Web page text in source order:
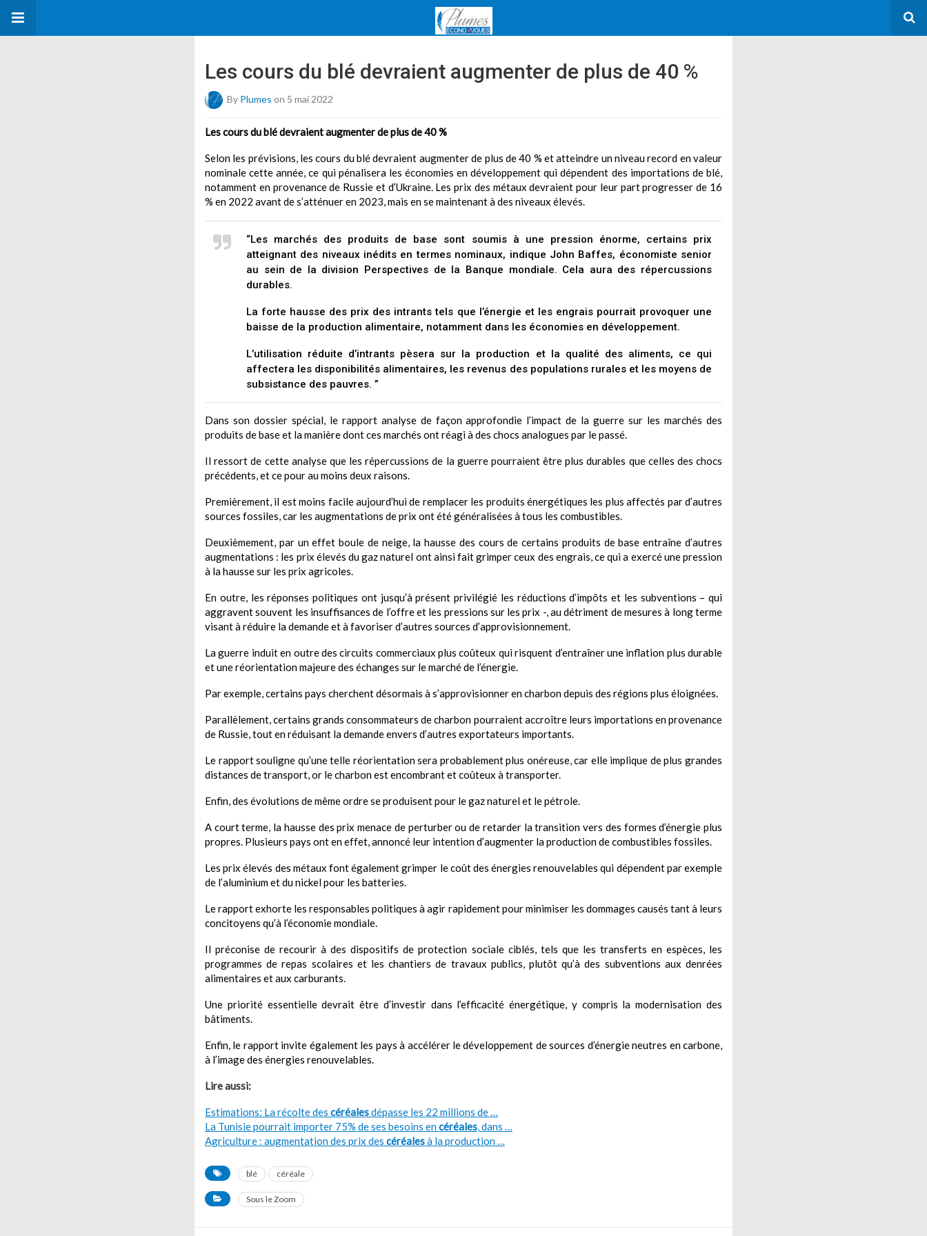
Les cours du blé devraient augmenter de plus de 40 %
By Plumes on 5 mai 2022
Les cours du blé devraient augmenter de plus de 40 %
Selon les prévisions, les cours du blé devraient augmenter de plus de 40 % et atteindre un niveau record en valeur
nominale cette année, ce qui pénalisera les économies en développement qui dépendent des importations de blé,
notamment en provenance de Russie et d’Ukraine. Les prix des métaux devraient pour leur part progresser de 16
% en 2022 avant de s’atténuer en 2023, mais en se maintenant à des niveaux élevés.
“Les marchés des produits de base sont soumis à une pression énorme, certains prix
atteignant des niveaux inédits en termes nominaux, indique John Baffes, économiste senior
au sein de la division Perspectives de la Banque mondiale. Cela aura des répercussions
durables.
La forte hausse des prix des intrants tels que l’énergie et les engrais pourrait provoquer une
baisse de la production alimentaire, notamment dans les économies en développement.
L’utilisation réduite d’intrants pèsera sur la production et la qualité des aliments, ce qui
affectera les disponibilités alimentaires, les revenus des populations rurales et les moyens de
subsistance des pauvres. ”
Dans son dossier spécial, le rapport analyse de façon approfondie l’impact de la guerre sur les marchés des
produits de base et la manière dont ces marchés ont réagi à des chocs analogues par le passé.
Il ressort de cette analyse que les répercussions de la guerre pourraient être plus durables que celles des chocs
précédents, et ce pour au moins deux raisons.
Premièrement, il est moins facile aujourd’hui de remplacer les produits énergétiques les plus affectés par d’autres
sources fossiles, car les augmentations de prix ont été généralisées à tous les combustibles.
Deuxièmement, par un effet boule de neige, la hausse des cours de certains produits de base entraîne d’autres
augmentations : les prix élevés du gaz naturel ont ainsi fait grimper ceux des engrais, ce qui a exercé une pression
à la hausse sur les prix agricoles.
En outre, les réponses politiques ont jusqu’à présent privilégié les réductions d’impôts et les subventions – qui
aggravent souvent les insuffisances de l’offre et les pressions sur les prix -, au détriment de mesures à long terme
visant à réduire la demande et à favoriser d’autres sources d’approvisionnement.
La guerre induit en outre des circuits commerciaux plus coûteux qui risquent d’entraîner une inflation plus durable
et une réorientation majeure des échanges sur le marché de l’énergie.
Par exemple, certains pays cherchent désormais à s’approvisionner en charbon depuis des régions plus éloignées.
Parallèlement, certains grands consommateurs de charbon pourraient accroître leurs importations en provenance
de Russie, tout en réduisant la demande envers d’autres exportateurs importants.
Le rapport souligne qu’une telle réorientation sera probablement plus onéreuse, car elle implique de plus grandes
distances de transport, or le charbon est encombrant et coûteux à transporter.
Enfin, des évolutions de même ordre se produisent pour le gaz naturel et le pétrole.
A court terme, la hausse des prix menace de perturber ou de retarder la transition vers des formes d’énergie plus
propres. Plusieurs pays ont en effet, annoncé leur intention d’augmenter la production de combustibles fossiles.
Les prix élevés des métaux font également grimper le coût des énergies renouvelables qui dépendent par exemple
de l’aluminium et du nickel pour les batteries.
Le rapport exhorte les responsables politiques à agir rapidement pour minimiser les dommages causés tant à leurs
concitoyens qu’à l’économie mondiale.
Il préconise de recourir à des dispositifs de protection sociale ciblés, tels que les transferts en espèces, les
programmes de repas scolaires et les chantiers de travaux publics, plutôt qu’à des subventions aux denrées
alimentaires et aux carburants.
Une priorité essentielle devrait être d’investir dans l’efficacité énergétique, y compris la modernisation des
bâtiments.
Enfin, le rapport invite également les pays à accélérer le développement de sources d’énergie neutres en carbone,
à l’image des énergies renouvelables.
Lire aussi:
Estimations: La récolte des céréalesdépasse les 22 millions de …
La Tunisie pourrait importer 75% de ses besoins encéréales, dans …
Agriculture : augmentation des prix des céréalesà la production …
blé céréale
Sous le Zoom